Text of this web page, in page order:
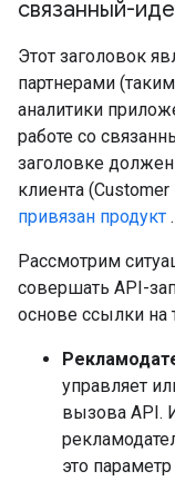
связанный-
Этот заголовок
партнерами
аналитики
работе со
заголовке
клиента
привязан продукт .
Рассмотрим
совершать API-
основе ссылки на
управляет
вызова API.
это параметр